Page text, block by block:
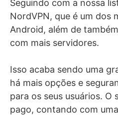
Seguindo com a nossa
NordVPN, que é um dos
Android, além de
com mais servidores.
Isso acaba sendo uma
há mais opções e
para os seus usuários. O
pago, contando com